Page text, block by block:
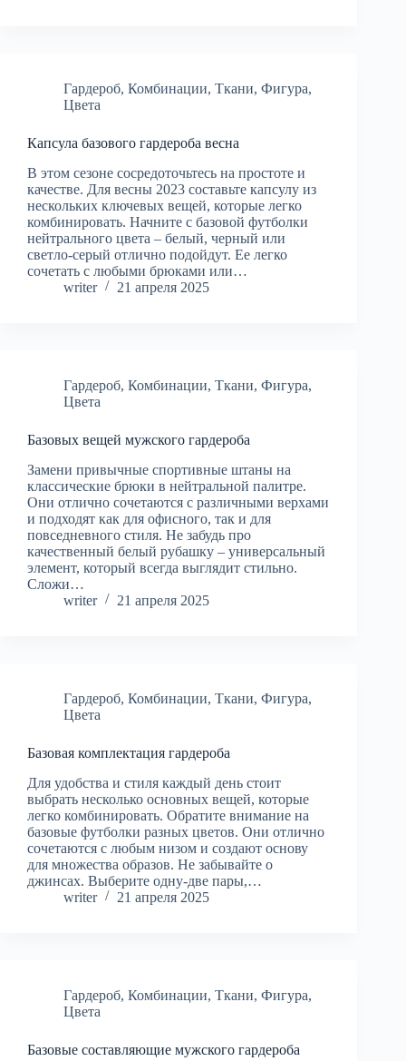
Гардероб, Комбинации, Ткани, Фигура,
Цвета
Капсула базового гардероба весна
В этом сезоне сосредоточьтесь на простоте и
качестве. Для весны 2023 составьте капсулу из
нескольких ключевых вещей, которые легко
комбинировать. Начните с базовой футболки
нейтрального цвета – белый, черный или
светло-серый отлично подойдут. Ее легко
сочетать с любыми брюками или…
writer
21 апреля 2025
Гардероб, Комбинации, Ткани, Фигура,
Цвета
Базовых вещей мужского гардероба
Замени привычные спортивные штаны на
классические брюки в нейтральной палитре.
Они отлично сочетаются с различными верхами
и подходят как для офисного, так и для
повседневного стиля. Не забудь про
качественный белый рубашку – универсальный
элемент, который всегда выглядит стильно.
Сложи…
writer
21 апреля 2025
Гардероб, Комбинации, Ткани, Фигура,
Цвета
Базовая комплектация гардероба
Для удобства и стиля каждый день стоит
выбрать несколько основных вещей, которые
легко комбинировать. Обратите внимание на
базовые футболки разных цветов. Они отлично
сочетаются с любым низом и создают основу
для множества образов. Не забывайте о
джинсах. Выберите одну-две пары,…
writer
21 апреля 2025
Гардероб, Комбинации, Ткани, Фигура,
Цвета
Базовые составляющие мужского гардероба